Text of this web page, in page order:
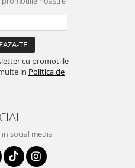
cu promotiile
in Politica de
social media